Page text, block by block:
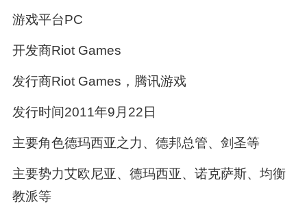
游戏平台PC
开发商Riot Games
发行商Riot Games，腾讯游戏
发行时间2011年9月22日
主要角色德玛西亚之力、德邦总管、剑圣等
主要势力艾欧尼亚、德玛西亚、诺克萨斯、均衡
教派等